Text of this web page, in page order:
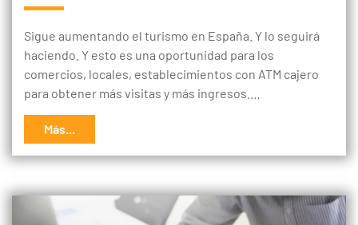
Sigue aumentando el turismo en España. Y lo seguirá
haciendo. Y esto es una oportunidad para los
comercios, locales, establecimientos con ATM cajero
para obtener más visitas y más ingresos.…
Más...